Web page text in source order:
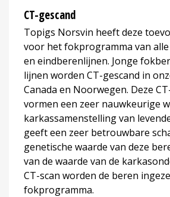
CT-gescand
Topigs Norsvin heeft deze
voor het fokprogramma van
en eindberenlijnen. Jonge
lijnen worden CT-gescand in
Canada en Noorwegen. Deze
vormen een zeer nauwkeurige
karkassamenstelling van
geeft een zeer betrouwbare
genetische waarde van deze
van de waarde van de
CT-scan worden de beren
fokprogramma.